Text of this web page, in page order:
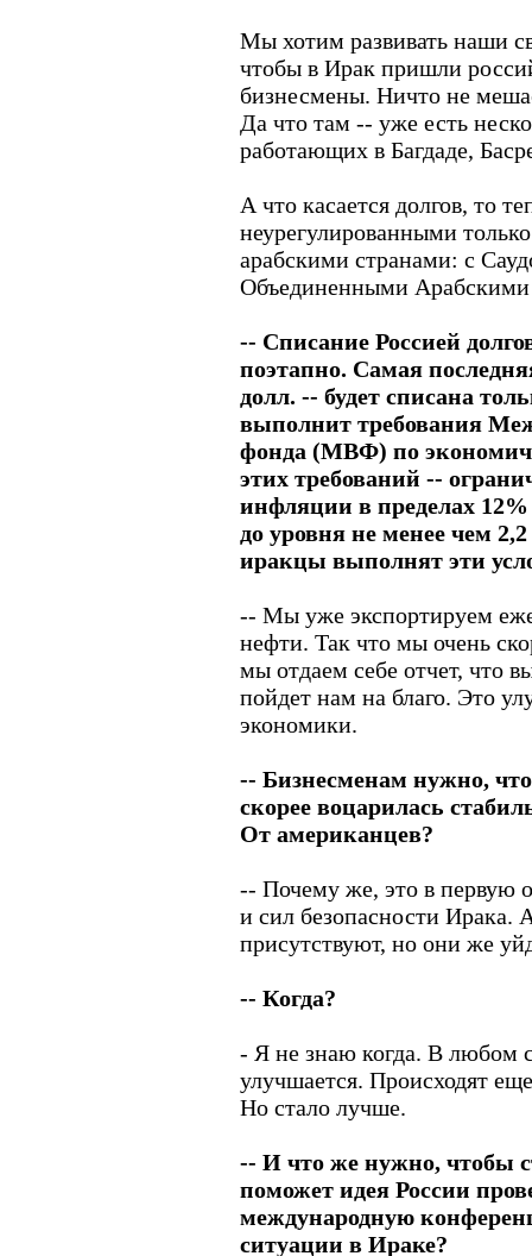
Мы хотим развивать наши
чтобы в Ирак пришли
бизнесмены. Ничто не
Да что там -- уже есть
работающих в Багдаде,
А что касается долгов, то
неурегулированными
арабскими странами: с
Объединенными
-- Списание Россией
поэтапно. Самая
долл. -- будет списана
выполнит требования
фонда (МВФ) по
этих требований --
инфляции в пределах
до уровня не менее чем
иракцы выполнят эти
-- Мы уже экспортируем
нефти. Так что мы очень
мы отдаем себе отчет, что
пойдет нам на благо. Это
экономики.
-- Бизнесменам нужно,
скорее воцарилась
От американцев?
-- Почему же, это в первую
и сил безопасности Ирака.
присутствуют, но они же
-- Когда?
- Я не знаю когда. В любом
улучшается. Происходят
Но стало лучше.
-- И что же нужно, чтобы
поможет идея России
международную
ситуации в Ираке?